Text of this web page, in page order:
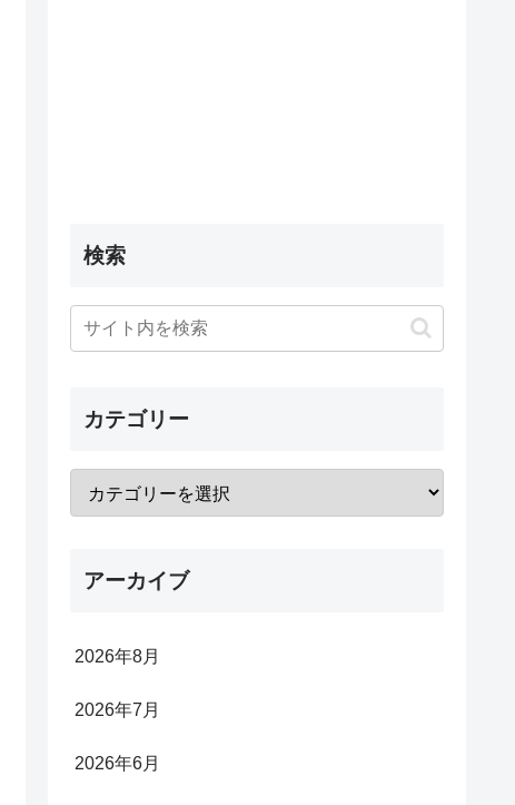
検索
カテゴリー
アーカイブ
2026年8月
2026年7月
2026年6月